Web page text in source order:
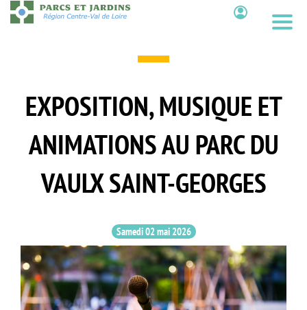
Aller
au
EXPOSITION, MUSIQUE ET
ANIMATIONS AU PARC DU
VAULX SAINT-GEORGES
Samedi 02 mai 2026